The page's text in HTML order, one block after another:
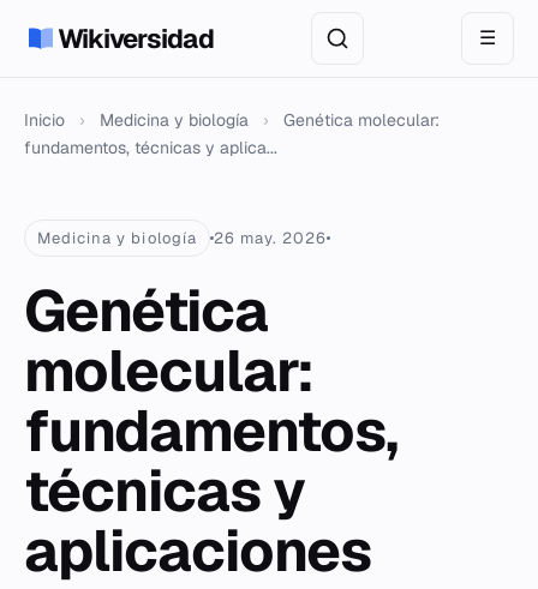
Wikiversidad ☰
Inicio › Medicina y biología ›
Genética molecular:
fundamentos, técnicas y aplica...
Medicina y biología 26 may. 2026
Genética
molecular:
fundamentos,
técnicas y
aplicaciones